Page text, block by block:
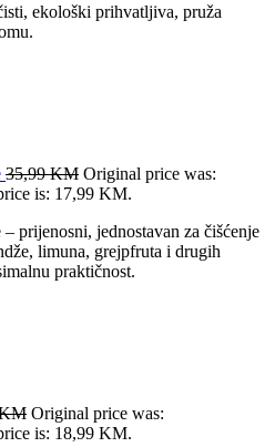
ekološki prihvatljiva, pruža
35,99KM Original price was:
is: 17,99 KM.
prijenosni, jednostavan za čišćenje
limuna, grejpfruta i drugih
praktičnost.
Original price was:
is: 18,99 KM.